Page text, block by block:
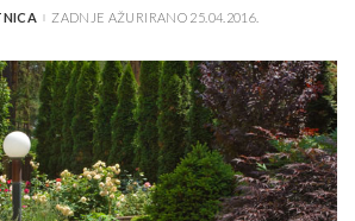
ZADNJE AŽURIRANO 25.04.2016.